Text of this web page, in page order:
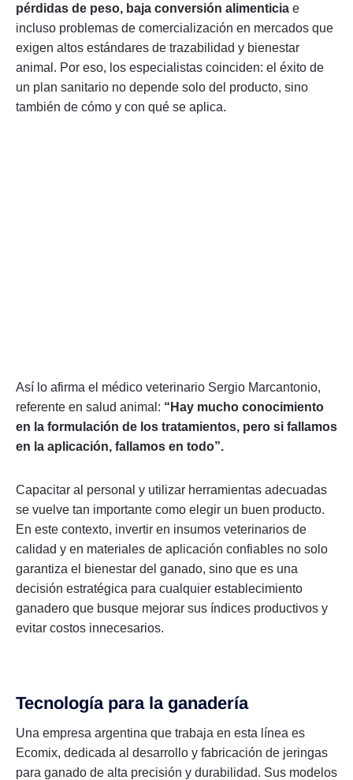
pérdidas de peso, baja conversión alimenticia e
incluso problemas de comercialización en mercados que
exigen altos estándares de trazabilidad y bienestar
animal. Por eso, los especialistas coinciden: el éxito de
un plan sanitario no depende solo del producto, sino
también de cómo y con qué se aplica.
Así lo afirma el médico veterinario Sergio Marcantonio,
referente en salud animal: “Hay mucho conocimiento
en la formulación de los tratamientos, pero si fallamos
en la aplicación, fallamos en todo”.
Capacitar al personal y utilizar herramientas adecuadas
se vuelve tan importante como elegir un buen producto.
En este contexto, invertir en insumos veterinarios de
calidad y en materiales de aplicación confiables no solo
garantiza el bienestar del ganado, sino que es una
decisión estratégica para cualquier establecimiento
ganadero que busque mejorar sus índices productivos y
evitar costos innecesarios.
Tecnología para la ganadería
Una empresa argentina que trabaja en esta línea es
Ecomix, dedicada al desarrollo y fabricación de jeringas
para ganado de alta precisión y durabilidad. Sus modelos